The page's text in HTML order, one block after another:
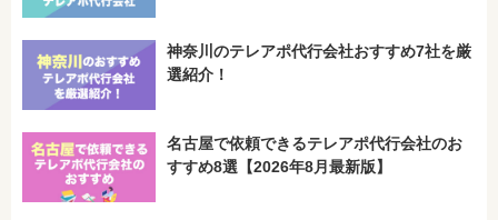
神奈川のテレアポ代行会社おすすめ7社を厳
選紹介！
名古屋で依頼できるテレアポ代行会社のお
すすめ8選【2026年8月最新版】